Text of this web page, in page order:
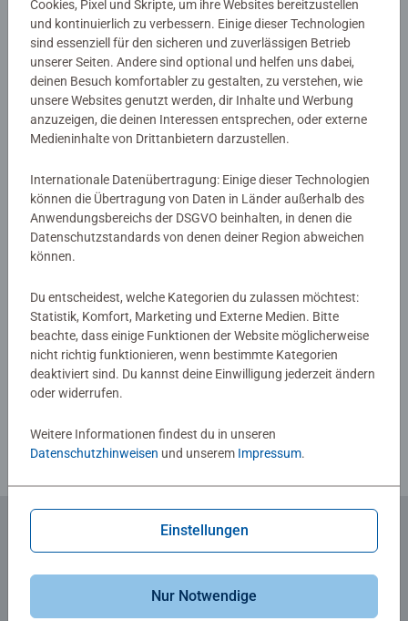
Artikelnummer:
52628
EAN:
9783473526284
ISBN:
978-3-473-52628-4
Warnhinweise und Herstellerinformation
Noch keine Bewertungen
abgegeben
Verfasse eine Bewertung
Zum Newsletter anmelden
... und 5 € Gutschein sichern!
Cookies, Pixel und Skripte, um ihre Websites bereitzustellen
und kontinuierlich zu verbessern. Einige dieser Technologien
sind essenziell für den sicheren und zuverlässigen Betrieb
unserer Seiten. Andere sind optional und helfen uns dabei,
deinen Besuch komfortabler zu gestalten, zu verstehen, wie
unsere Websites genutzt werden, dir Inhalte und Werbung
anzuzeigen, die deinen Interessen entsprechen, oder externe
Medieninhalte von Drittanbietern darzustellen.
Internationale Datenübertragung: Einige dieser Technologien
können die Übertragung von Daten in Länder außerhalb des
Anwendungsbereichs der DSGVO beinhalten, in denen die
Datenschutzstandards von denen deiner Region abweichen
können.
Du entscheidest, welche Kategorien du zulassen möchtest:
Statistik, Komfort, Marketing und Externe Medien. Bitte
beachte, dass einige Funktionen der Website möglicherweise
nicht richtig funktionieren, wenn bestimmte Kategorien
deaktiviert sind. Du kannst deine Einwilligung jederzeit ändern
oder widerrufen.
Weitere Informationen findest du in unseren
Datenschutzhinweisen und unserem Impressum.
Einstellungen
Nur Notwendige